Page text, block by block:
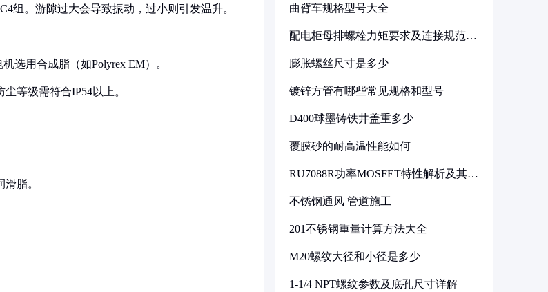
组。游隙过大会导致振动，过小则引发温升。
选用合成脂（如Polyrex EM）。
等级需符合IP54以上。
脂。
曲臂车规格型号大全
配电柜母排螺栓力矩要求及连接规范详
膨胀螺丝尺寸是多少
镀锌方管有哪些常见规格和型号
D400球墨铸铁井盖重多少
覆膜砂的耐高温性能如何
RU7088R功率MOSFET特性解析及其在
不锈钢通风 管道施工
201不锈钢重量计算方法大全
M20螺纹大径和小径是多少
1-1/4 NPT螺纹参数及底孔尺寸详解